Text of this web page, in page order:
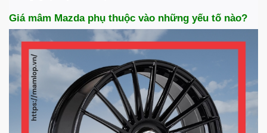
Giá mâm Mazda phụ thuộc vào những yếu tố nào?